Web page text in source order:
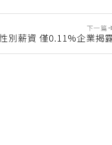
下一篇
性別薪資 僅0.11%企業揭